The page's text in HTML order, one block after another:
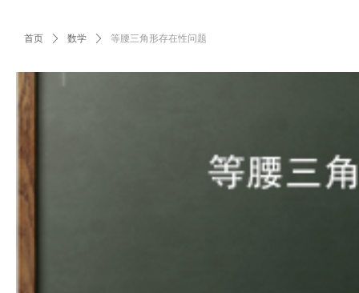
首页 ꄲ 数学 ꄲ 等腰三角形存在性问题